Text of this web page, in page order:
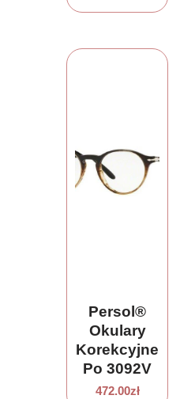
Persol®
Okulary
Korekcyjne
Po 3092V
9052 48
472.00zł